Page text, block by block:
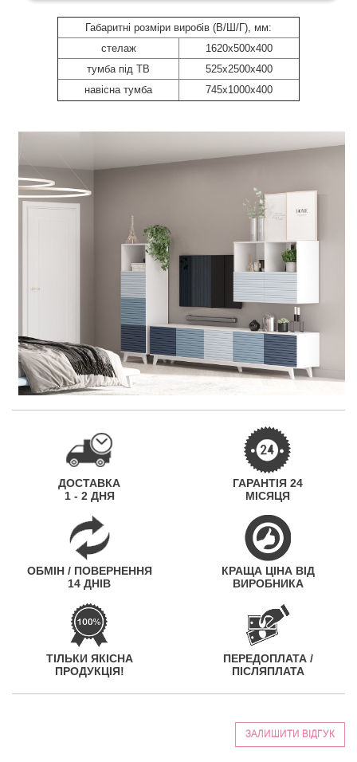
Габаритні розміри виробів (В/Ш/Г), мм:
стелаж
1620х500х400
тумба під ТВ
525х2500х400
навісна тумба
745х1000х400
ДОСТАВКА
1 - 2 ДНЯ
ГАРАНТІЯ 24
МІСЯЦЯ
ОБМІН / ПОВЕРНЕННЯ
14 ДНІВ
КРАЩА ЦІНА ВІД
ВИРОБНИКА
ТІЛЬКИ ЯКІСНА
ПРОДУКЦІЯ!
ПЕРЕДОПЛАТА /
ПІСЛЯПЛАТА
ЗАЛИШИТИ ВІДГУК